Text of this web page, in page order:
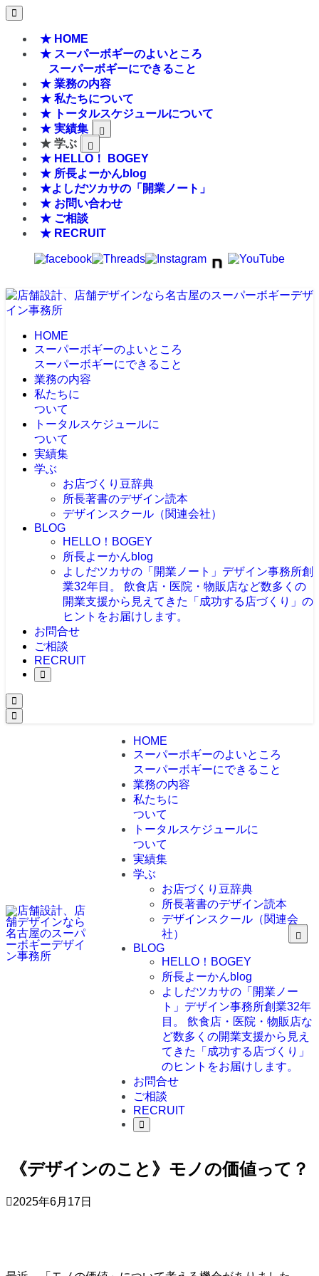
★ HOME
★ スーパーボギーのよいところ
スーパーボギーにできること
★ 業務の内容
★ 私たちについて
★ トータルスケジュールについて
★ 実績集
★ 学ぶ
★ HELLO！ BOGEY
★ 所長よーかんblog
★よしだツカサの「開業ノート」
★ お問い合わせ
★ ご相談
★ RECRUIT
HOME
スーパーボギーのよいところ
スーパーボギーにできること
業務の内容
私たちに
ついて
トータルスケジュールに
ついて
実績集
学ぶ
お店づくり豆辞典
所長著書のデザイン読本
デザインスクール（関連会社）
BLOG
HELLO！BOGEY
所長よーかんblog
よしだツカサの「開業ノート」 デザイン事務所創
業32年目。 飲食店・医院・物販店など数多くの
開業支援から見えてきた「成功する店づくり」の
ヒントをお届けします。
お問合せ
ご相談
RECRUIT
HOME
スーパーボギーのよいところ
スーパーボギーにできること
業務の内容
私たちに
ついて
トータルスケジュールに
ついて
実績集
学ぶ
お店づくり豆辞典
所長著書のデザイン読本
デザインスクール（関連会
社）
BLOG
HELLO！BOGEY
所長よーかんblog
よしだツカサの「開業ノー
ト」 デザイン事務所創業32年
目。 飲食店・医院・物販店な
ど数多くの開業支援から見え
てきた「成功する店づくり」
のヒントをお届けします。
お問合せ
ご相談
RECRUIT
《デザインのこと》モノの価値って？
2025年6月17日